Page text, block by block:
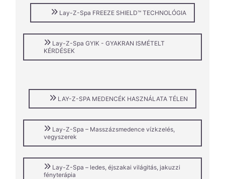
Lay-Z-Spa FREEZE SHIELD™ TECHNOLÓGIA
Lay-Z-Spa GYIK - GYAKRAN ISMÉTELT
KÉRDÉSEK
LAY-Z-SPA MEDENCÉK HASZNÁLATA TÉLEN
Lay-Z-Spa – Masszázsmedence vízkzelés,
vegyszerek
Lay-Z-Spa – ledes, éjszakai világitás, jakuzzi
fényterápia